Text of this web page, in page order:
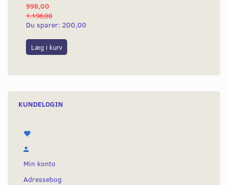
998,00
1.198,00
Du sparer: 200,00
Læg i kurv
KUNDELOGIN
Min konto
Adressebog